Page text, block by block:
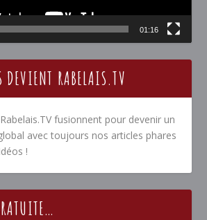
01:16
DEVIENT RABELAIS.TV
fusionnent pour devenir un
avec toujours nos articles phares
!